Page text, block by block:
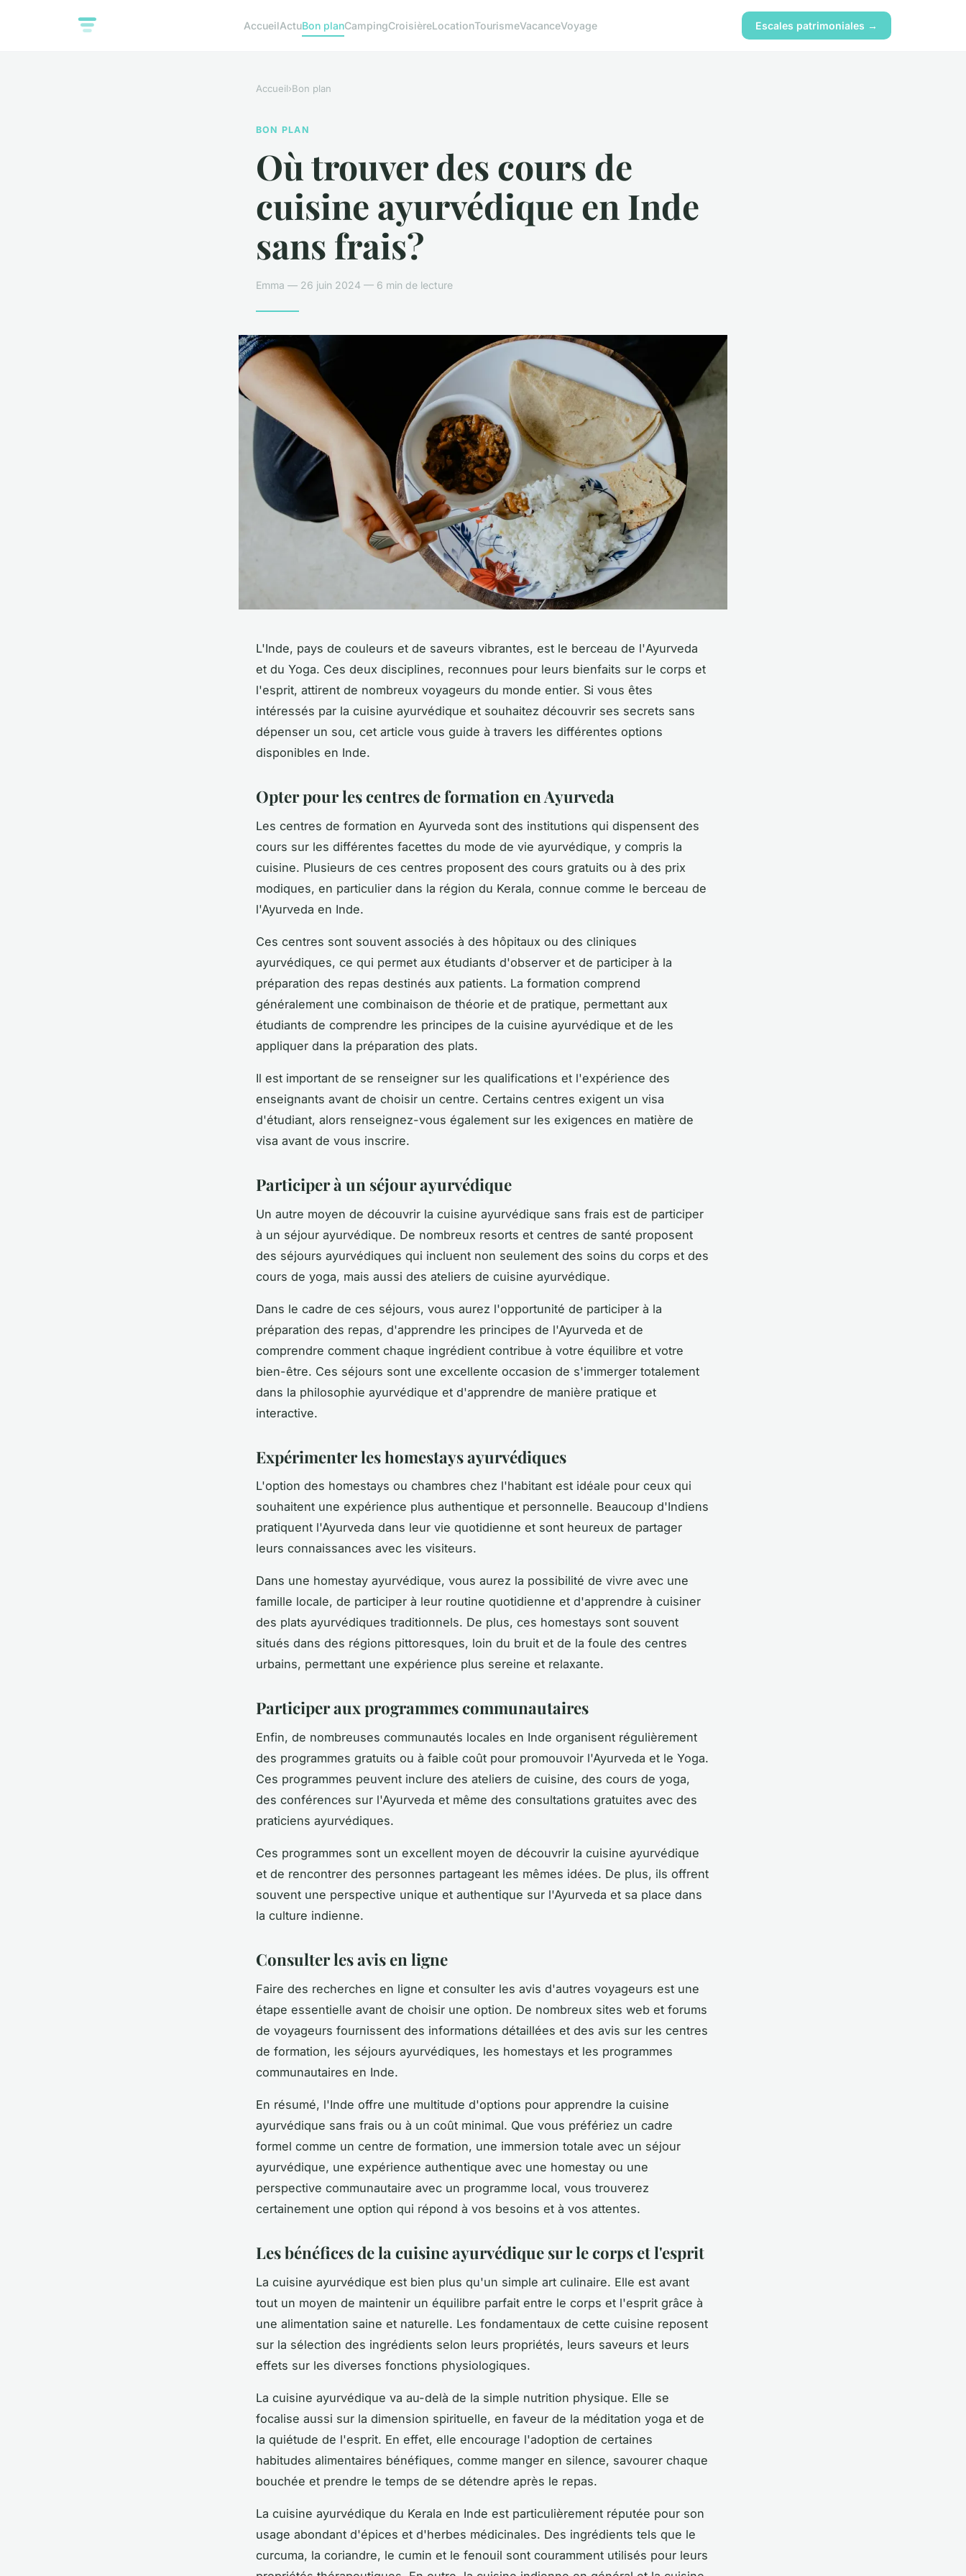
AccueilActuBon planCampingCroisièreLocationTourismeVacanceVoyage Escales patrimoniales →
Accueil›Bon plan
BON PLAN
Où trouver des cours de
cuisine ayurvédique en Inde
sans frais?
Emma — 26 juin 2024 — 6 min de lecture
L'Inde, pays de couleurs et de saveurs vibrantes, est le berceau de l'Ayurveda
et du Yoga. Ces deux disciplines, reconnues pour leurs bienfaits sur le corps et
l'esprit, attirent de nombreux voyageurs du monde entier. Si vous êtes
intéressés par la cuisine ayurvédique et souhaitez découvrir ses secrets sans
dépenser un sou, cet article vous guide à travers les différentes options
disponibles en Inde.
Opter pour les centres de formation en Ayurveda
Les centres de formation en Ayurveda sont des institutions qui dispensent des
cours sur les différentes facettes du mode de vie ayurvédique, y compris la
cuisine. Plusieurs de ces centres proposent des cours gratuits ou à des prix
modiques, en particulier dans la région du Kerala, connue comme le berceau de
l'Ayurveda en Inde.
Ces centres sont souvent associés à des hôpitaux ou des cliniques
ayurvédiques, ce qui permet aux étudiants d'observer et de participer à la
préparation des repas destinés aux patients. La formation comprend
généralement une combinaison de théorie et de pratique, permettant aux
étudiants de comprendre les principes de la cuisine ayurvédique et de les
appliquer dans la préparation des plats.
Il est important de se renseigner sur les qualifications et l'expérience des
enseignants avant de choisir un centre. Certains centres exigent un visa
d'étudiant, alors renseignez-vous également sur les exigences en matière de
visa avant de vous inscrire.
Participer à un séjour ayurvédique
Un autre moyen de découvrir la cuisine ayurvédique sans frais est de participer
à un séjour ayurvédique. De nombreux resorts et centres de santé proposent
des séjours ayurvédiques qui incluent non seulement des soins du corps et des
cours de yoga, mais aussi des ateliers de cuisine ayurvédique.
Dans le cadre de ces séjours, vous aurez l'opportunité de participer à la
préparation des repas, d'apprendre les principes de l'Ayurveda et de
comprendre comment chaque ingrédient contribue à votre équilibre et votre
bien-être. Ces séjours sont une excellente occasion de s'immerger totalement
dans la philosophie ayurvédique et d'apprendre de manière pratique et
interactive.
Expérimenter les homestays ayurvédiques
L'option des homestays ou chambres chez l'habitant est idéale pour ceux qui
souhaitent une expérience plus authentique et personnelle. Beaucoup d'Indiens
pratiquent l'Ayurveda dans leur vie quotidienne et sont heureux de partager
leurs connaissances avec les visiteurs.
Dans une homestay ayurvédique, vous aurez la possibilité de vivre avec une
famille locale, de participer à leur routine quotidienne et d'apprendre à cuisiner
des plats ayurvédiques traditionnels. De plus, ces homestays sont souvent
situés dans des régions pittoresques, loin du bruit et de la foule des centres
urbains, permettant une expérience plus sereine et relaxante.
Participer aux programmes communautaires
Enfin, de nombreuses communautés locales en Inde organisent régulièrement
des programmes gratuits ou à faible coût pour promouvoir l'Ayurveda et le Yoga.
Ces programmes peuvent inclure des ateliers de cuisine, des cours de yoga,
des conférences sur l'Ayurveda et même des consultations gratuites avec des
praticiens ayurvédiques.
Ces programmes sont un excellent moyen de découvrir la cuisine ayurvédique
et de rencontrer des personnes partageant les mêmes idées. De plus, ils offrent
souvent une perspective unique et authentique sur l'Ayurveda et sa place dans
la culture indienne.
Consulter les avis en ligne
Faire des recherches en ligne et consulter les avis d'autres voyageurs est une
étape essentielle avant de choisir une option. De nombreux sites web et forums
de voyageurs fournissent des informations détaillées et des avis sur les centres
de formation, les séjours ayurvédiques, les homestays et les programmes
communautaires en Inde.
En résumé, l'Inde offre une multitude d'options pour apprendre la cuisine
ayurvédique sans frais ou à un coût minimal. Que vous préfériez un cadre
formel comme un centre de formation, une immersion totale avec un séjour
ayurvédique, une expérience authentique avec une homestay ou une
perspective communautaire avec un programme local, vous trouverez
certainement une option qui répond à vos besoins et à vos attentes.
Les bénéfices de la cuisine ayurvédique sur le corps et l'esprit
La cuisine ayurvédique est bien plus qu'un simple art culinaire. Elle est avant
tout un moyen de maintenir un équilibre parfait entre le corps et l'esprit grâce à
une alimentation saine et naturelle. Les fondamentaux de cette cuisine reposent
sur la sélection des ingrédients selon leurs propriétés, leurs saveurs et leurs
effets sur les diverses fonctions physiologiques.
La cuisine ayurvédique va au-delà de la simple nutrition physique. Elle se
focalise aussi sur la dimension spirituelle, en faveur de la méditation yoga et de
la quiétude de l'esprit. En effet, elle encourage l'adoption de certaines
habitudes alimentaires bénéfiques, comme manger en silence, savourer chaque
bouchée et prendre le temps de se détendre après le repas.
La cuisine ayurvédique du Kerala en Inde est particulièrement réputée pour son
usage abondant d'épices et d'herbes médicinales. Des ingrédients tels que le
curcuma, la coriandre, le cumin et le fenouil sont couramment utilisés pour leurs